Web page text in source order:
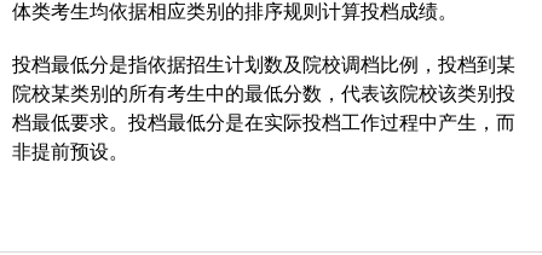
体类考生均依据相应类别的排序规则计算投档成绩。
投档最低分是指依据招生计划数及院校调档比例，投档到某
院校某类别的所有考生中的最低分数，代表该院校该类别投
档最低要求。投档最低分是在实际投档工作过程中产生，而
非提前预设。